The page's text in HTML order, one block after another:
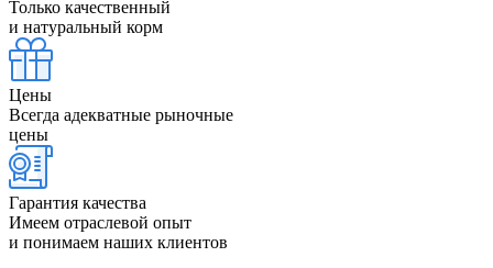
Только качественный
и натуральный корм
Цены
Всегда адекватные рыночные
цены
Гарантия качества
Имеем отраслевой опыт
и понимаем наших клиентов